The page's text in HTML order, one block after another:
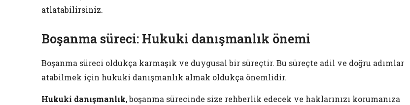
atlatabilirsiniz.
Boşanma süreci: Hukuki danışmanlık önemi
Boşanma süreci oldukça karmaşık ve duygusal bir süreçtir. Bu süreçte adil ve doğru adımlar
atabilmek için hukuki danışmanlık almak oldukça önemlidir.
Hukuki danışmanlık, boşanma sürecinde size rehberlik edecek ve haklarınızı korumanıza